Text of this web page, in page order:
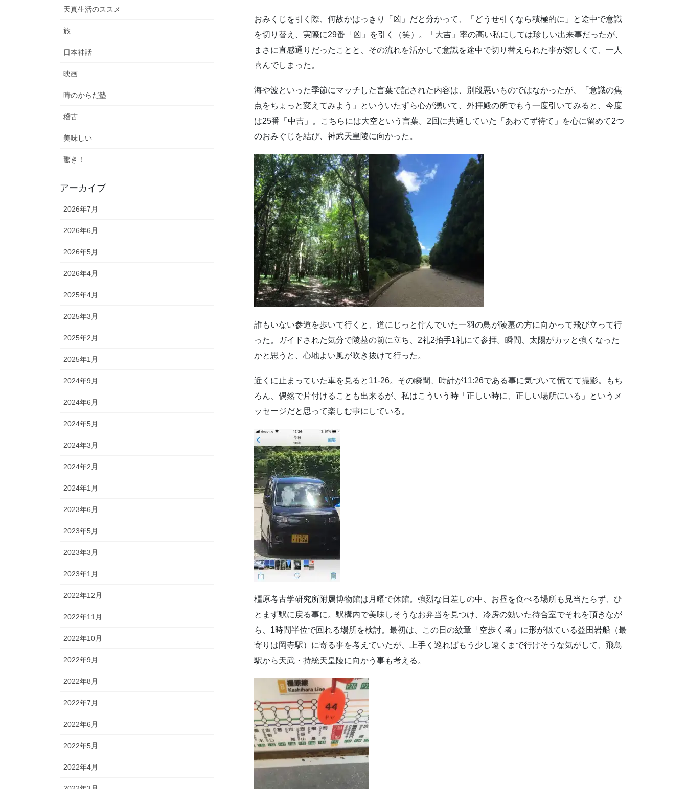
おみくじを引く際、何故かはっきり「凶」だと分かって、「どうせ引くなら積極的に」と途中で意識
を切り替え、実際に29番「凶」を引く（笑）。「大吉」率の高い私にしては珍しい出来事だったが、
まさに直感通りだったことと、その流れを活かして意識を途中で切り替えられた事が嬉しくて、一人
喜んでしまった。
海や波といった季節にマッチした言葉で記された内容は、別段悪いものではなかったが、「意識の焦
点をちょっと変えてみよう」といういたずら心が湧いて、外拝殿の所でもう一度引いてみると、今度
は25番「中吉」。こちらには大空という言葉。2回に共通していた「あわてず待て」を心に留めて2つ
のおみぐじを結び、神武天皇陵に向かった。
誰もいない参道を歩いて行くと、道にじっと佇んでいた一羽の鳥が陵墓の方に向かって飛び立って行
った。ガイドされた気分で陵墓の前に立ち、2礼2拍手1礼にて参拝。瞬間、太陽がカッと強くなった
かと思うと、心地よい風が吹き抜けて行った。
近くに止まっていた車を見ると11-26。その瞬間、時計が11:26である事に気づいて慌てて撮影。もち
ろん、偶然で片付けることも出来るが、私はこういう時「正しい時に、正しい場所にいる」というメ
ッセージだと思って楽しむ事にしている。
橿原考古学研究所附属博物館は月曜で休館。強烈な日差しの中、お昼を食べる場所も見当たらず、ひ
とまず駅に戻る事に。駅構内で美味しそうなお弁当を見つけ、冷房の効いた待合室でそれを頂きなが
ら、1時間半位で回れる場所を検討。最初は、この日の紋章「空歩く者」に形が似ている益田岩船（最
寄りは岡寺駅）に寄る事を考えていたが、上手く巡ればもう少し遠くまで行けそうな気がして、飛鳥
駅から天武・持統天皇陵に向かう事も考える。
天真生活のススメ
旅
日本神話
映画
時のからだ塾
稽古
美味しい
驚き！
アーカイブ
2026年7月
2026年6月
2026年5月
2026年4月
2025年4月
2025年3月
2025年2月
2025年1月
2024年9月
2024年6月
2024年5月
2024年3月
2024年2月
2024年1月
2023年6月
2023年5月
2023年3月
2023年1月
2022年12月
2022年11月
2022年10月
2022年9月
2022年8月
2022年7月
2022年6月
2022年5月
2022年4月